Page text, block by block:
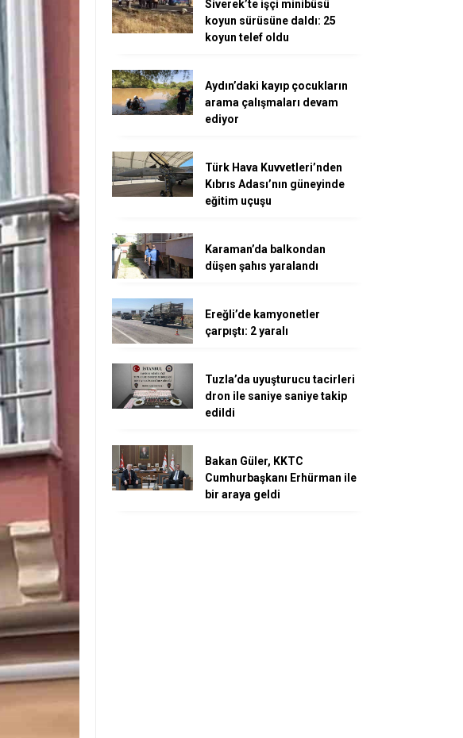
Siverek’te işçi minibüsü
koyun sürüsüne daldı: 25
koyun telef oldu
Aydın’daki kayıp çocukların
arama çalışmaları devam
ediyor
Türk Hava Kuvvetleri’nden
Kıbrıs Adası’nın güneyinde
eğitim uçuşu
Karaman’da balkondan
düşen şahıs yaralandı
Ereğli’de kamyonetler
çarpıştı: 2 yaralı
Tuzla’da uyuşturucu tacirleri
dron ile saniye saniye takip
edildi
Bakan Güler, KKTC
Cumhurbaşkanı Erhürman ile
bir araya geldi